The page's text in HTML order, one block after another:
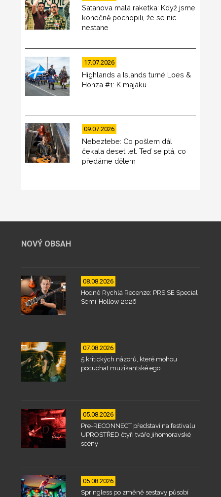
Satanova malá raketka: Když jsme
konečně pochopili, že se nic
nestane
17.07.2026
Highlands a Islands turné Loes &
Honza #1: K majáku
09.07.2026
Nebeztebe: Co pošlem dál
čekala deset let. Teď se ptá, co
předáme dětem
NOVÝ OBSAH
08.08.2026
Hodně Rychlá Recenze: PRS SE Special
Semi-Hollow 2026
07.08.2026
5 kritických názorů, které mohou
pocuchat muzikantské ego
05.08.2026
Pre-RECONNECT představí na festivalu
UPROSTŘED čtyři tváře jihomoravské
scény
05.08.2026
Springless po změně sestavy působí